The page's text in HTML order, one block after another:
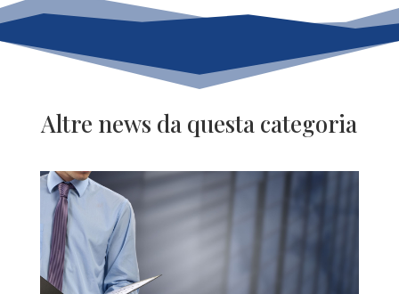
Altre news da questa categoria